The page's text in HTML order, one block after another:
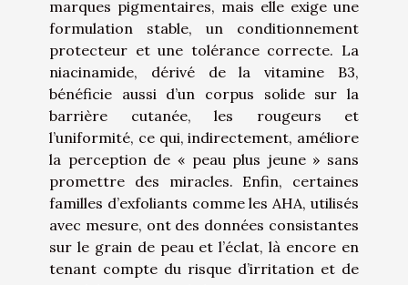
marques pigmentaires, mais elle exige une
formulation stable, un conditionnement
protecteur et une tolérance correcte. La
niacinamide, dérivé de la vitamine B3,
bénéficie aussi d’un corpus solide sur la
barrière cutanée, les rougeurs et
l’uniformité, ce qui, indirectement, améliore
la perception de « peau plus jeune » sans
promettre des miracles. Enfin, certaines
familles d’exfoliants comme les AHA, utilisés
avec mesure, ont des données consistantes
sur le grain de peau et l’éclat, là encore en
tenant compte du risque d’irritation et de